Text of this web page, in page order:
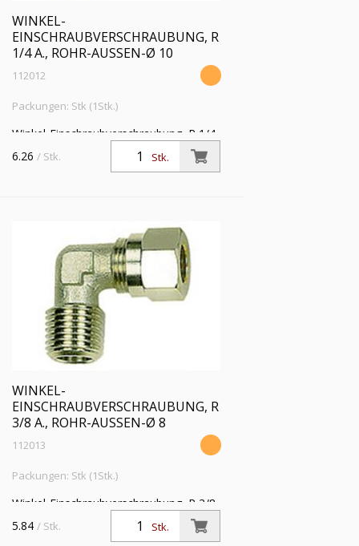
WINKEL-
EINSCHRAUBVERSCHRAUBUNG, R
1/4 A., ROHR-AUSSEN-Ø 10
112012
Packungen: Stk (1Stk.)
Winkel-Einschraubverschraubung, R 1/4
a., Rohr-Außen-Ø 10 mm, SW 13,
Betriebsdruck max. 60 bar, Temperatur
Stk.
6.26 / Stk.
WINKEL-
EINSCHRAUBVERSCHRAUBUNG, R
3/8 A., ROHR-AUSSEN-Ø 8
112013
Packungen: Stk (1Stk.)
Winkel-Einschraubverschraubung, R 3/8
a., Rohr-Außen-Ø 8 mm, SW 13,
Betriebsdruck max. 60 bar, Temperatur
Stk.
5.84 / Stk.